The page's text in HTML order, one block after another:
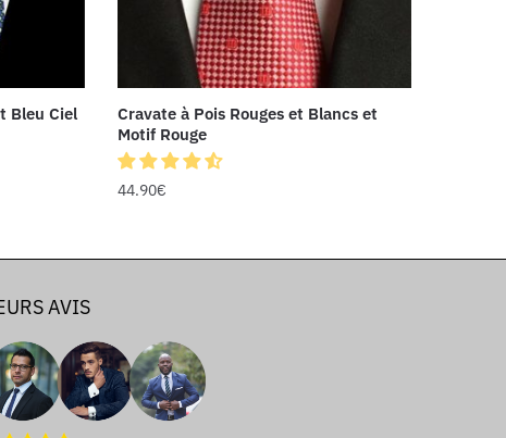
Bleu Ciel
Cravate à Pois Rouges et Blancs et
Motif Rouge
44.90€
AVIS